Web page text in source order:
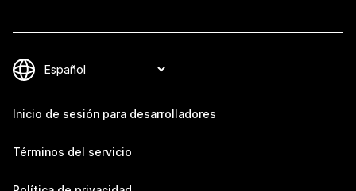
Inicio de sesión para desarrolladores
Términos del servicio